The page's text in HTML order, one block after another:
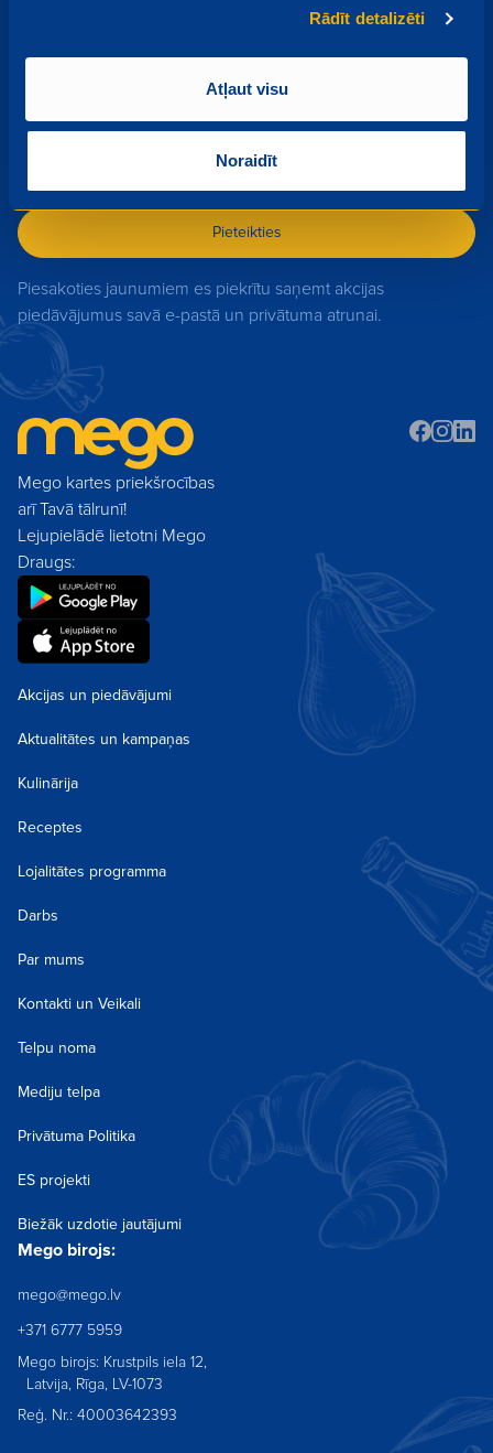
Rādīt detalizēti
Atļaut visu
Noraidīt
Piesakies Mego jaunumiem
Akcijas, izpārdošanas, jauni produkti - uzzini pirmais par
Pieteikties
Piesakoties jaunumiem es piekrītu saņemt akcijas
piedāvājumus savā e-pastā un privātuma atrunai.
Mego kartes priekšrocības
arī Tavā tālrunī!
Lejupielādē lietotni Mego
Draugs:
Akcijas un piedāvājumi
Aktualitātes un kampaņas
Kulinārija
Receptes
Lojalitātes programma
Darbs
Par mums
Kontakti un Veikali
Telpu noma
Mediju telpa
Privātuma Politika
ES projekti
Biežāk uzdotie jautājumi
Mego birojs:
mego@mego.lv
+371 6777 5959
Mego birojs: Krustpils iela 12,
Latvija, Rīga, LV-1073
Reģ. Nr.: 40003642393